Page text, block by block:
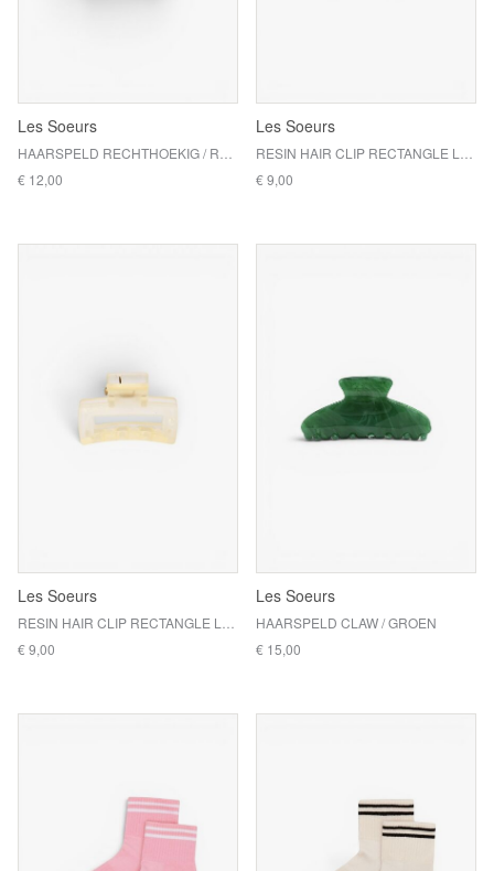
Les Soeurs
€ 12,00
Les Soeurs
€ 9,00
Les Soeurs
€ 9,00
Les Soeurs
HAARSPELD CLAW / GROEN
€ 15,00